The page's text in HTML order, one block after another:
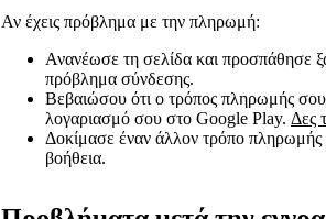
Αν έχεις πρόβλημα με την πληρωμή:
Ανανέωσε τη σελίδα και προσπάθησε
πρόβλημα σύνδεσης.
Βεβαιώσου ότι ο τρόπος πληρωμής σου
λογαριασμό σου στο Google Play. Δες
Δοκίμασε έναν άλλον τρόπο πληρωμής
βοήθεια.